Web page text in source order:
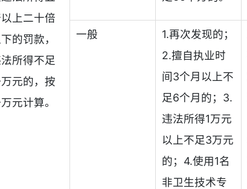
上二十倍
的罚款，
所得不足
元的，按
元计算。
一般
1.再次发现的；
2.擅自执业时
间3个月以上不
足6个月的；3.
违法所得1万元
以上不足3万元
的；4.使用1名
非卫生技术专